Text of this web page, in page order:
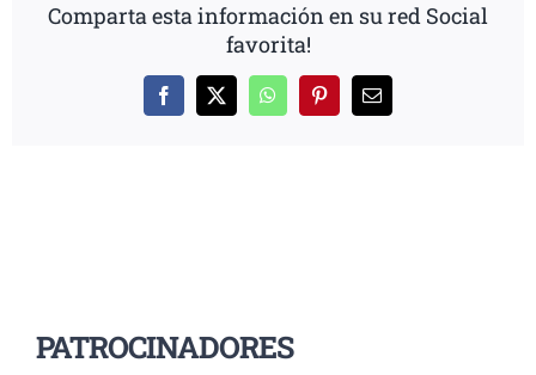
Comparta esta información en su red Social
favorita!
Facebook
X WhatsAppPinterestCorreo
PATROCINADORES